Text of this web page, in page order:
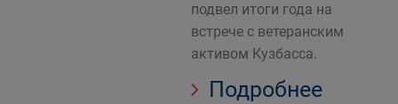
подвел итоги года на
встрече с ветеранским
активом Кузбасса.
Подробнее